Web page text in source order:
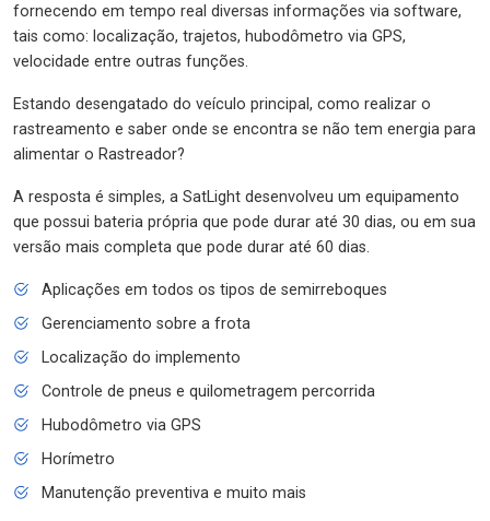
fornecendo em tempo real diversas informações via software,
tais como: localização, trajetos, hubodômetro via GPS,
velocidade entre outras funções.
Estando desengatado do veículo principal, como realizar o
rastreamento e saber onde se encontra se não tem energia para
alimentar o Rastreador?
A resposta é simples, a SatLight desenvolveu um equipamento
que possui bateria própria que pode durar até 30 dias, ou em sua
versão mais completa que pode durar até 60 dias.
Aplicações em todos os tipos de semirreboques
Gerenciamento sobre a frota
Localização do implemento
Controle de pneus e quilometragem percorrida
Hubodômetro via GPS
Horímetro
Manutenção preventiva e muito mais